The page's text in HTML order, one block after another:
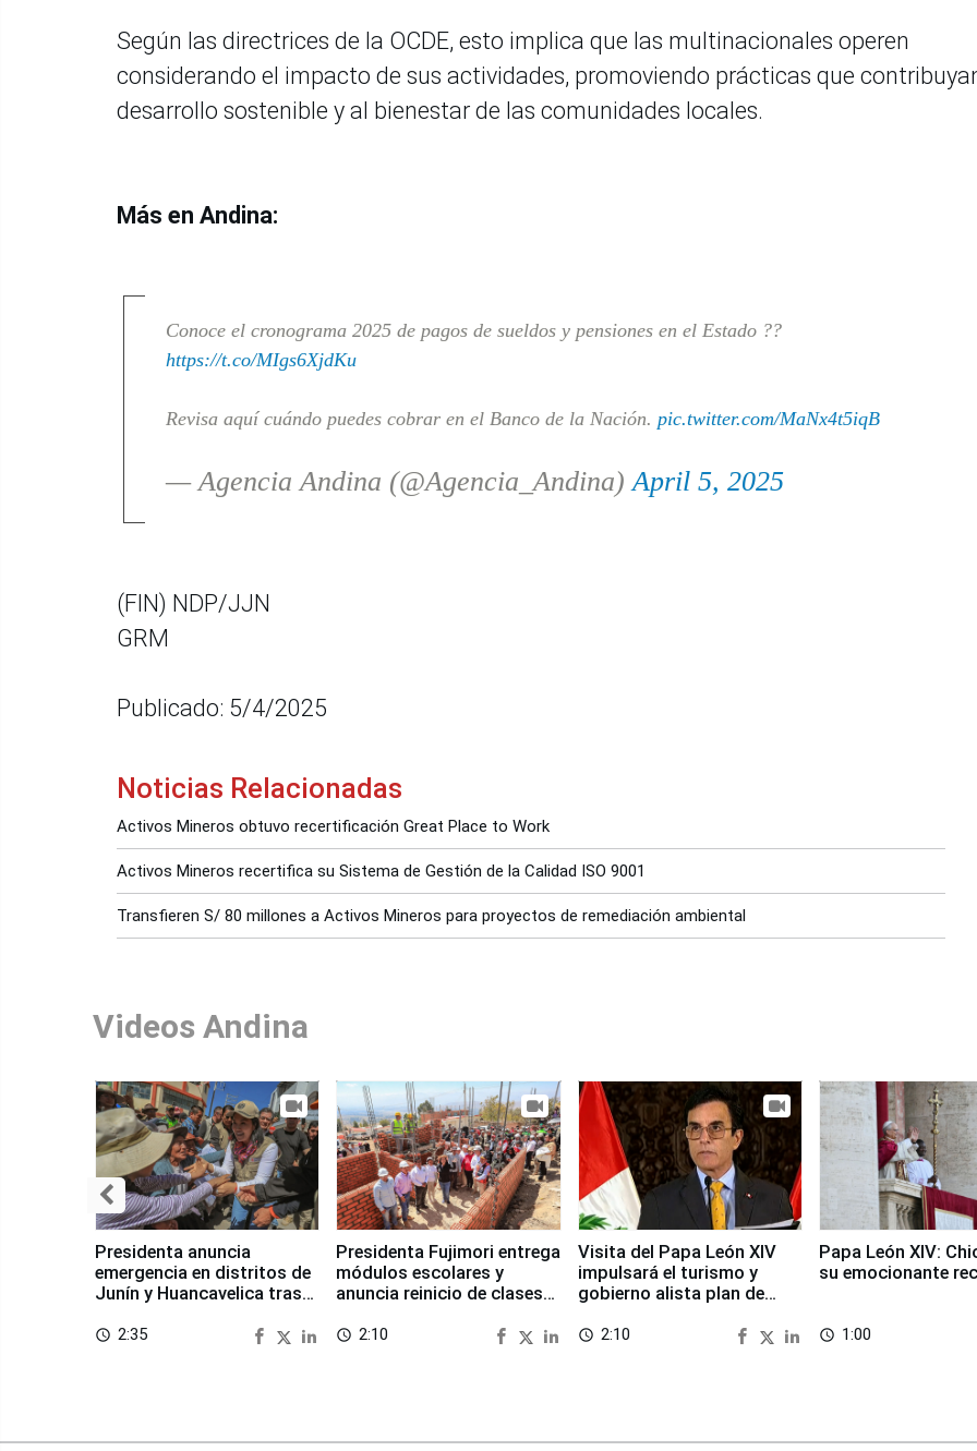
Según las directrices de la OCDE, esto implica que las multinacionales operen
considerando el impacto de sus actividades, promoviendo prácticas que
desarrollo sostenible y al bienestar de las comunidades locales.
Más en Andina:
Conoce el cronograma 2025 de pagos de sueldos y pensiones en el Estado ??
https://t.co/MIgs6XjdKu
Revisa aquí cuándo puedes cobrar en el Banco de la Nación. pic.twitter.com/MaNx4t5iqB
— Agencia Andina (@Agencia_Andina)April 5, 2025
(FIN) NDP/JJN
GRM
Publicado: 5/4/2025
Noticias Relacionadas
Activos Mineros obtuvo recertificación Great Place to Work
Activos Mineros recertifica su Sistema de Gestión de la Calidad ISO 9001
Transfieren S/ 80 millones a Activos Mineros para proyectos de remediación ambiental
Videos Andina
Presidenta anuncia
emergencia en distritos de
Junín y Huancavelica tras
access_time 2:35
Presidenta Fujimori entrega
módulos escolares y
anuncia reinicio de clases
access_time 2:10
Visita del Papa León XIV
impulsará el turismo y
gobierno alista plan de
access_time 2:10
Papa León XIV:
su emocionante
access_time 1:00